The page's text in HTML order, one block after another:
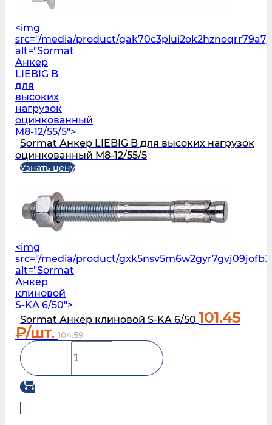
<img
src="/media/product/
alt="Sormat
Анкер
LIEBIG B
для
высоких
нагрузок
оцинкованный
M8-12/55/5">
Sormat Анкер LIEBIG B для высоких нагрузок
оцинкованный M8-12/55/5
Узнать цену
<img
src="/media/product/
alt="Sormat
Анкер
клиновой
S-KA 6/50">
Sormat Анкер клиновой S-KA 6/50 101.45
₽/шт. 104.59